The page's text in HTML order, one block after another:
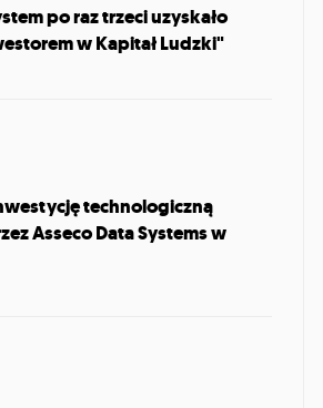
po raz trzeci uzyskało
w Kapitał Ludzki"
technologiczną
Asseco Data Systems w